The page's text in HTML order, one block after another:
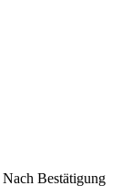
Nach Bestätigung